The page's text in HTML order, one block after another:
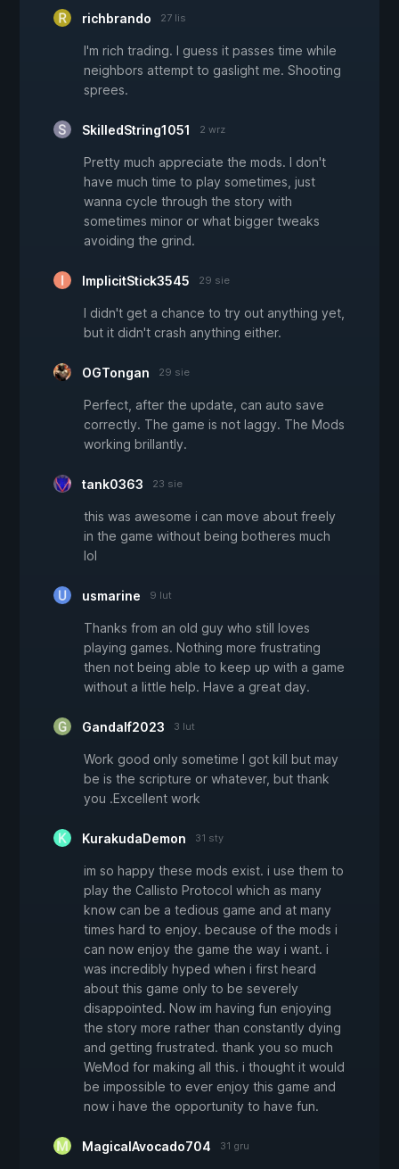
richbrando 27 lis
I'm rich trading. I guess it passes time while
neighbors attempt to gaslight me. Shooting
sprees.
SkilledString1051 2 wrz
Pretty much appreciate the mods. I don't
have much time to play sometimes, just
wanna cycle through the story with
sometimes minor or what bigger tweaks
avoiding the grind.
ImplicitStick3545 29 sie
I didn't get a chance to try out anything yet,
but it didn't crash anything either.
OGTongan 29 sie
Perfect, after the update, can auto save
correctly. The game is not laggy. The Mods
working brillantly.
tank0363 23 sie
this was awesome i can move about freely
in the game without being botheres much
lol
usmarine 9 lut
Thanks from an old guy who still loves
playing games. Nothing more frustrating
then not being able to keep up with a game
without a little help. Have a great day.
Gandalf2023 3 lut
Work good only sometime I got kill but may
be is the scripture or whatever, but thank
you .Excellent work
KurakudaDemon 31 sty
im so happy these mods exist. i use them to
play the Callisto Protocol which as many
know can be a tedious game and at many
times hard to enjoy. because of the mods i
can now enjoy the game the way i want. i
was incredibly hyped when i first heard
about this game only to be severely
disappointed. Now im having fun enjoying
the story more rather than constantly dying
and getting frustrated. thank you so much
WeMod for making all this. i thought it would
be impossible to ever enjoy this game and
now i have the opportunity to have fun.
MagicalAvocado704 31 gru